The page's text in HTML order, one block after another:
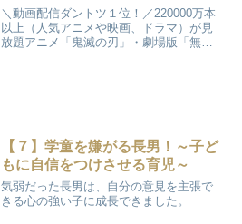
＼動画配信ダントツ１位！／220000万本
以上（人気アニメや映画、ドラマ）が見
放題アニメ「鬼滅の刃」・劇場版「無限
【７】学童を嫌がる長男！～子ど
もに自信をつけさせる育児～
気弱だった長男は、自分の意見を主張で
きる心の強い子に成長できました。